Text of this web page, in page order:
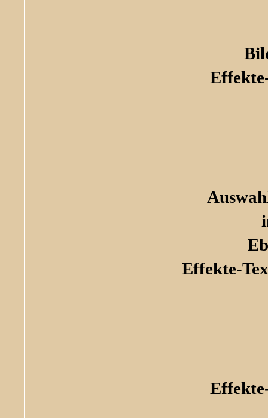
Effekte-